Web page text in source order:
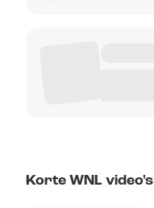
Korte WNL video's